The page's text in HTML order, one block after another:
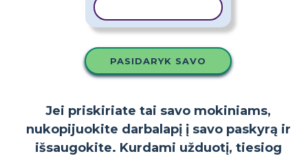
PASIDARYK SAVO
Jei priskiriate tai savo mokiniams,
nukopijuokite darbalapį į savo paskyrą ir
išsaugokite. Kurdami užduotį, tiesiog